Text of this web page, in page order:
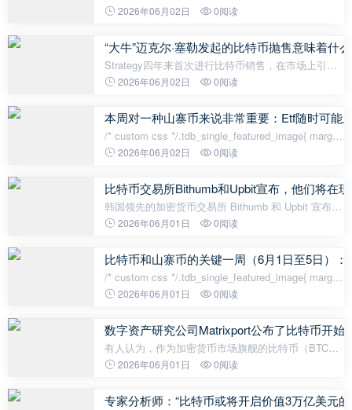
前景持续走弱。该公司指出，比特币交易价格约为
资金流出加速，导致下行风险显著
2026年06月02日 0阅读
“大牛”迈克尔·塞勒发起的比特币抛售意味着什
Strategy四年来首次进行比特币销售，在市场上引发
了不同的反应。然而，大多数华尔街分析师都认为，
何改变。 根据该公司声明，Stra
2026年06月02日 0阅读
本周对一种山寨币来说非常重要：Etf随时可能
/* custom css */.tdb_single_featured_image{ margin-
bottom: 26px; }.tdb_single_featured_image.tdb-sfi-
2026年06月02日 0阅读
比特币交易所Bithumb和Upbit宣布，他们将在
韩国领先的加密货币交易所 Bithumb 和 Upbit 宣布，
他们将在各自的平台上上线 SLX，SLX 是基于
告，SLX 将同时在 Bithumb 的韩元
2026年06月01日 0阅读
比特币和山寨币的关键一周（6月1日至5日）
/* custom css */.tdb_single_featured_image{ margin-
bottom: 26px; }.tdb_single_featured_image.tdb-sfi-
2026年06月01日 0阅读
数字资产研究公司Matrixport公布了比特币开始
有人认为，作为加密货币市场旗舰的比特币（BTC）
在6月份触及短期低点后可能会反弹。数字资产研究
报告显示，尽管存在季节性疲软，但仍有
2026年06月01日 0阅读
专家分析师：“比特币或将开启价值3万亿美元